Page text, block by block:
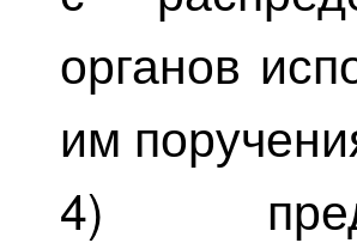
органов
им
4)